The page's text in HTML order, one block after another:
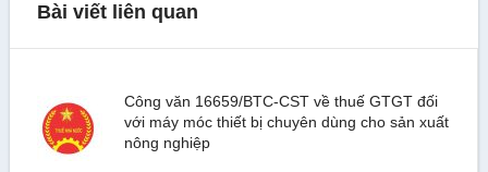
Bài viết liên quan
Công văn 16659/BTC-CST về thuế GTGT đối
với máy móc thiết bị chuyên dùng cho sản xuất
nông nghiệp